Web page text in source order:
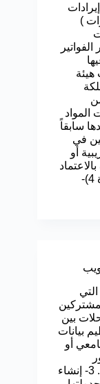
)
هيئة
المواد
سابقاً
في
أو
على بيانات العميل عند حفظ بيانات الفاتورة 4)-
بين
إدخال وتنظيم بيانات
أو
للمشتركين في النقل المدرسي أو الجامعي. 3- إنشاء